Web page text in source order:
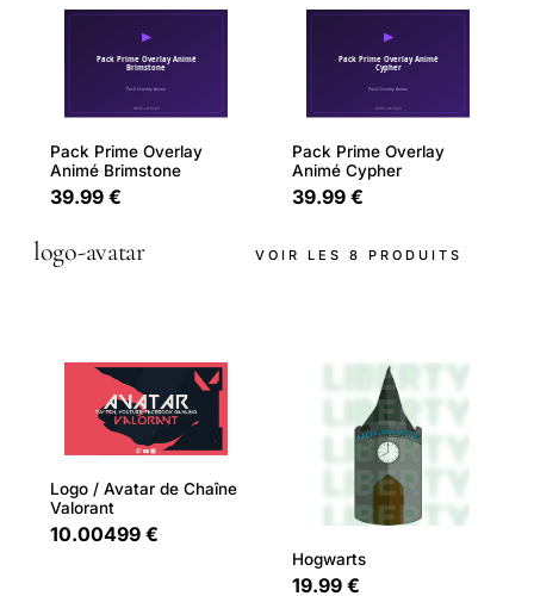
Pack Prime Overlay
Animé Brimstone
39.99 €
Pack Prime Overlay
Animé Cypher
39.99 €
logo-avatar VOIR LES 8 PRODUITS
Logo / Avatar de Chaîne
Valorant
10.00499 €
Hogwarts
19.99 €